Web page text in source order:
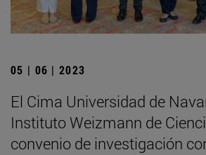
05 | 06 | 2023
El Cima Universidad de
Instituto Weizmann de
convenio de investigación